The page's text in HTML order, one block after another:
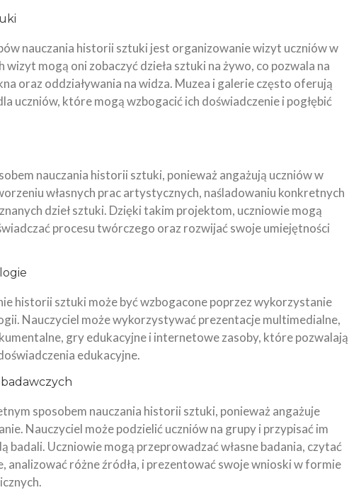
nauczania historii sztuki jest organizowanie wizyt uczniów w
mogą oni zobaczyć dzieła sztuki na żywo, co pozwala na
oraz oddziaływania na widza. Muzea i galerie często oferują
uczniów, które mogą wzbogacić ich doświadczenie i pogłębić
nauczania historii sztuki, ponieważ angażują uczniów w
własnych prac artystycznych, naśladowaniu konkretnych
dzieł sztuki. Dzięki takim projektom, uczniowie mogą
procesu twórczego oraz rozwijać swoje umiejętności
historii sztuki może być wzbogacone poprzez wykorzystanie
Nauczyciel może wykorzystywać prezentacje multimedialne,
gry edukacyjne i internetowe zasoby, które pozwalają
edukacyjne.
sposobem nauczania historii sztuki, ponieważ angażuje
Nauczyciel może podzielić uczniów na grupy i przypisać im
Uczniowie mogą przeprowadzać własne badania, czytać
różne źródła, i prezentować swoje wnioski w formie